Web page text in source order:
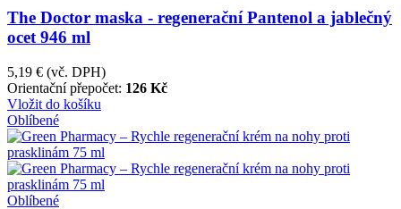
The Doctor maska - regenerační Pantenol a jablečný
ocet 946 ml
5,19 € (vč. DPH)
Orientační přepočet: 126 Kč
Vložit do košíku
Oblíbené
Oblíbené